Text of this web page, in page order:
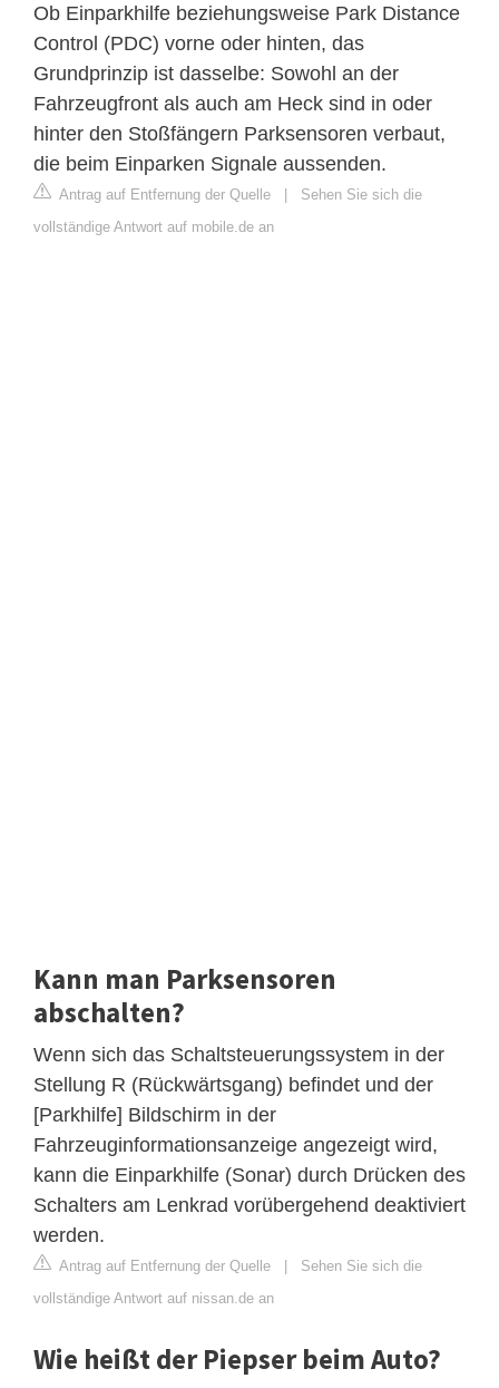
Ob Einparkhilfe beziehungsweise Park Distance
Control (PDC) vorne oder hinten, das
Grundprinzip ist dasselbe: Sowohl an der
Fahrzeugfront als auch am Heck sind in oder
hinter den Stoßfängern Parksensoren verbaut,
die beim Einparken Signale aussenden.
Antrag auf Entfernung der Quelle | Sehen Sie sich die
vollständige Antwort auf mobile.de an
Kann man Parksensoren
abschalten?
Wenn sich das Schaltsteuerungssystem in der
Stellung R (Rückwärtsgang) befindet und der
[Parkhilfe] Bildschirm in der
Fahrzeuginformationsanzeige angezeigt wird,
kann die Einparkhilfe (Sonar) durch Drücken des
Schalters am Lenkrad vorübergehend deaktiviert
werden.
Antrag auf Entfernung der Quelle | Sehen Sie sich die
vollständige Antwort auf nissan.de an
Wie heißt der Piepser beim Auto?